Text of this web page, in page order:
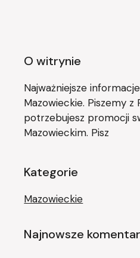
O witrynie
Najważniejsze
Mazowieckie. Piszemy z
potrzebujesz promocji
Mazowieckim. Pisz
Kategorie
Mazowieckie
Najnowsze